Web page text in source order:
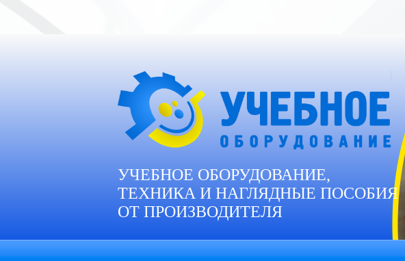
УЧЕБНОЕ ОБОРУДОВАНИЕ,
ТЕХНИКА И НАГЛЯДНЫЕ ПОСОБИЯ
ОТ ПРОИЗВОДИТЕЛЯ